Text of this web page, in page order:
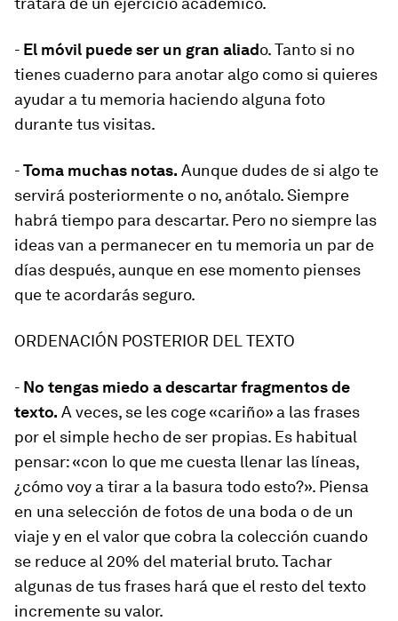
- El móvil puede ser un gran aliado. Tanto si no
tienes cuaderno para anotar algo como si quieres
ayudar a tu memoria haciendo alguna foto
durante tus visitas.
-Toma muchas notas. Aunque dudes de si algo te
servirá posteriormente o no, anótalo. Siempre
habrá tiempo para descartar. Pero no siempre las
ideas van a permanecer en tu memoria un par de
días después, aunque en ese momento pienses
que te acordarás seguro.
ORDENACIÓN POSTERIOR DEL TEXTO
- No tengas miedo a descartar fragmentos de
texto. A veces, se les coge «cariño» a las frases
por el simple hecho de ser propias. Es habitual
pensar: «con lo que me cuesta llenar las líneas,
¿cómo voy a tirar a la basura todo esto?». Piensa
en una selección de fotos de una boda o de un
viaje y en el valor que cobra la colección cuando
se reduce al 20% del material bruto. Tachar
algunas de tus frases hará que el resto del texto
incremente su valor.